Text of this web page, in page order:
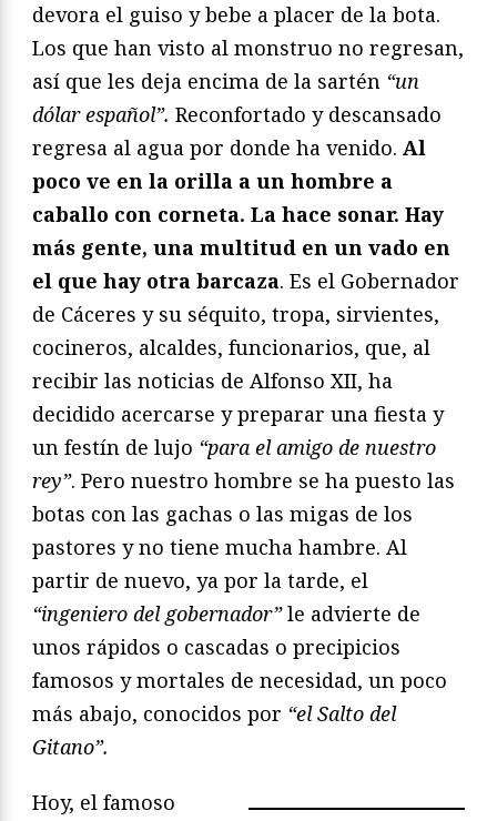
devora el guiso y bebe a placer de la bota.
Los que han visto al monstruo no regresan,
así que les deja encima de la sartén “un
dólar español”. Reconfortado y descansado
regresa al agua por donde ha venido. Al
poco ve en la orilla a un hombre a
caballo con corneta. La hace sonar. Hay
más gente, una multitud en un vado en
el que hay otra barcaza. Es el Gobernador
de Cáceres y su séquito, tropa, sirvientes,
cocineros, alcaldes, funcionarios, que, al
recibir las noticias de Alfonso XII, ha
decidido acercarse y preparar una fiesta y
un festín de lujo “para el amigo de nuestro
rey”. Pero nuestro hombre se ha puesto las
botas con las gachas o las migas de los
pastores y no tiene mucha hambre. Al
partir de nuevo, ya por la tarde, el
“ingeniero del gobernador”le advierte de
unos rápidos o cascadas o precipicios
famosos y mortales de necesidad, un poco
más abajo, conocidos por “el Salto del
Gitano”.
Hoy, el famoso